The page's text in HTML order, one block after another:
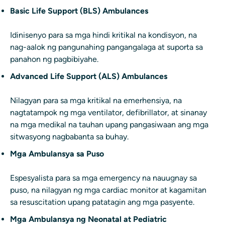
Basic Life Support (BLS) Ambulances
Idinisenyo para sa mga hindi kritikal na kondisyon, na
nag-aalok ng pangunahing pangangalaga at suporta sa
panahon ng pagbibiyahe.
Advanced Life Support (ALS) Ambulances
Nilagyan para sa mga kritikal na emerhensiya, na
nagtatampok ng mga ventilator, defibrillator, at sinanay
na mga medikal na tauhan upang pangasiwaan ang mga
sitwasyong nagbabanta sa buhay.
Mga Ambulansya sa Puso
Espesyalista para sa mga emergency na nauugnay sa
puso, na nilagyan ng mga cardiac monitor at kagamitan
sa resuscitation upang patatagin ang mga pasyente.
Mga Ambulansya ng Neonatal at Pediatric